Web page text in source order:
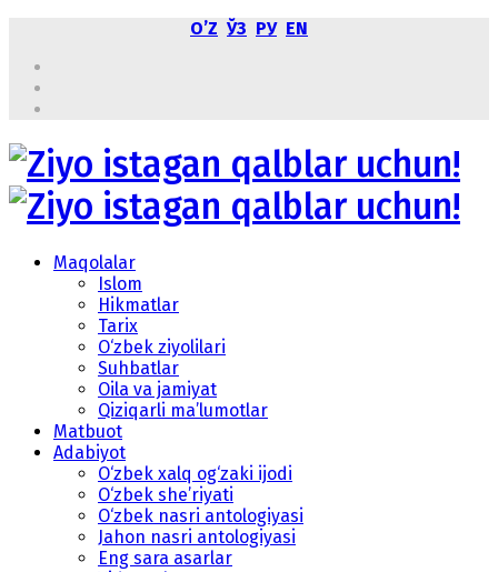
OʼZ ЎЗ РУ EN
Maqolalar
Islom
Hikmatlar
Tarix
O‘zbek ziyolilari
Suhbatlar
Oila va jamiyat
Qiziqarli ma’lumotlar
Matbuot
Adabiyot
O‘zbek xalq og‘zaki ijodi
O‘zbek she’riyati
O‘zbek nasri antologiyasi
Jahon nasri antologiyasi
Eng sara asarlar